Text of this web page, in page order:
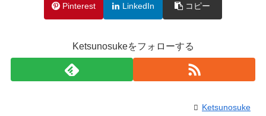
Pinterest LinkedIn コピー
Ketsunosukeをフォローする
Ketsunosuke